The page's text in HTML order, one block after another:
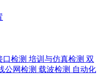
口检测 培训与仿真检测 双
公网检测 载波检测 自动化